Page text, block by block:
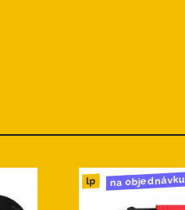
lp na objednávku